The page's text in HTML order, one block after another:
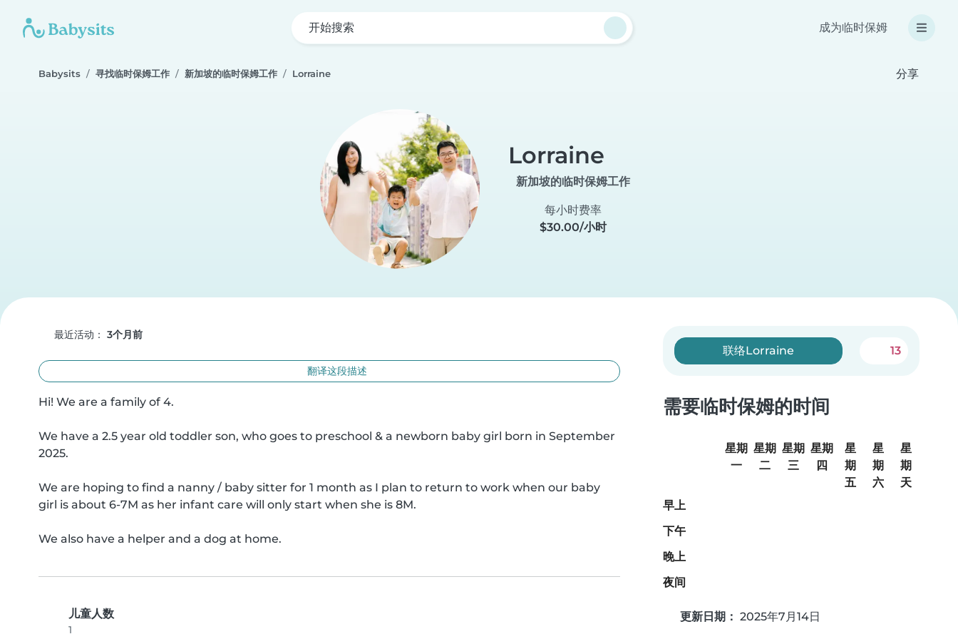
开始搜索 成为临时保姆
Babysits 寻找临时保姆工作 新加坡的临时保姆工作 Lorraine 分享
Lorraine
新加坡的临时保姆工作
每小时费率
$30.00/小时
最近活动： 3个月前
翻译这段描述
Hi! We are a family of 4.
We have a 2.5 year old toddler son, who goes to preschool & a newborn baby girl born in September
2025.
We are hoping to find a nanny / baby sitter for 1 month as I plan to return to work when our baby
girl is about 6-7M as her infant care will only start when she is 8M.
We also have a helper and a dog at home.
儿童人数
1
联络Lorraine 13
需要临时保姆的时间
星期
一
星期
二
星期
三
星期
四
星
期
五
星
期
六
星
期
天
早上
下午
晚上
夜间
更新日期： 2025年7月14日